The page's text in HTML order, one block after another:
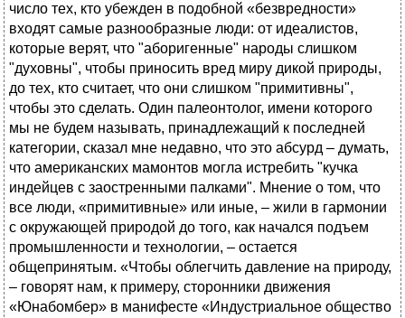
число тех, кто убежден в подобной «безвредности»
входят самые разнообразные люди: от идеалистов,
которые верят, что "аборигенные" народы слишком
"духовны", чтобы приносить вред миру дикой природы,
до тех, кто считает, что они слишком "примитивны",
чтобы это сделать. Один палеонтолог, имени которого
мы не будем называть, принадлежащий к последней
категории, сказал мне недавно, что это абсурд – думать,
что американских мамонтов могла истребить "кучка
индейцев с заостренными палками". Мнение о том, что
все люди, «примитивные» или иные, – жили в гармонии
с окружающей природой до того, как начался подъем
промышленности и технологии, – остается
общепринятым. «Чтобы облегчить давление на природу,
– говорят нам, к примеру, сторонники движения
«Юнабомбер» в манифесте «Индустриальное общество